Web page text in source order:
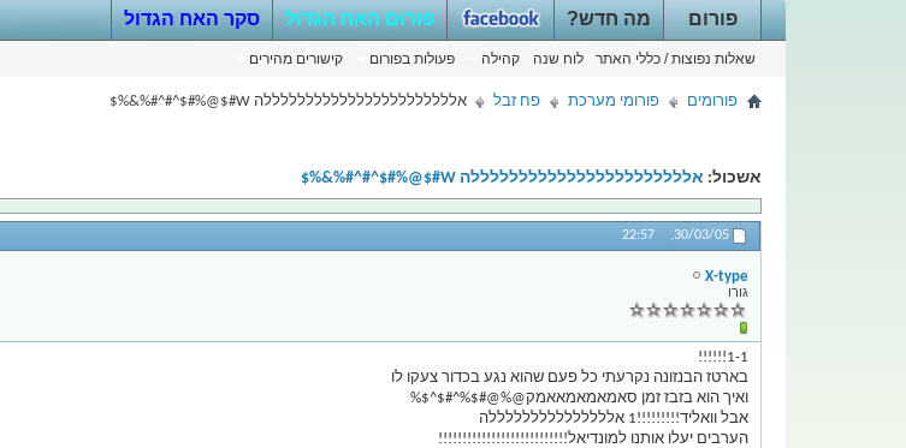
פורום
שאלות נפוצות / כללי האתר לוח שנה קהילה פעולות בפורום קישורים מהירים
מה חדש? פורום האח הגדול סקר האח הגדול
פורומים פורומי מערכת פח זבל אלללללללללללללללללללללללה W#$@%#$^#^#%&%$
אשכול: אלללללללללללללללללללללללה W#$@%#$^#^#%&%$
30/03/05,
22:57
X-type
גורו
1-1!!!!!!
בארטז הבנזונה נקרעתי כל פעם שהוא נגע בכדור צעקו לו
ואיך הוא בזבז זמן סאמאמאמאאמק@%@#$%^#$^$%
אבל וואליד!!!!!!!!!1 אלללללללללללללללה
הערבים יעלו אותנו למונדיאל!!!!!!!!!!!!!!!!!!!!!!!!!!!